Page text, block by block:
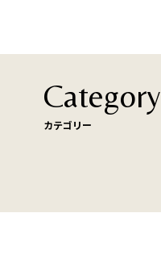
Category
カテゴリー